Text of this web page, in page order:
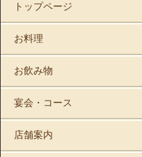
トップページ
お料理
お飲み物
宴会・コース
店舗案内